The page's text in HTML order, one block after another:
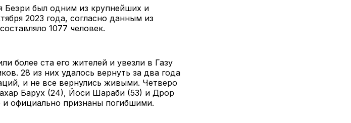
Беэри был одним из крупнейших и
2023 года, согласно данным из
1077 человек.
более ста его жителей и увезли в Газу
28 из них удалось вернуть за два года
и не все вернулись живыми. Четверо
Барух (24), Йоси Шараби (53) и Дрор
официально признаны погибшими.